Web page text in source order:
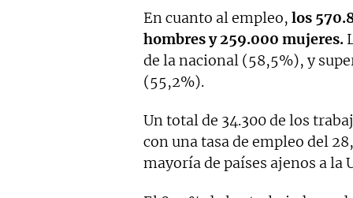
En cuanto al empleo, los
hombres y 259.000 mujeres.
de la nacional (58,5%), y
(55,2%).
Un total de 34.300 de los
con una tasa de empleo del
mayoría de países ajenos a la